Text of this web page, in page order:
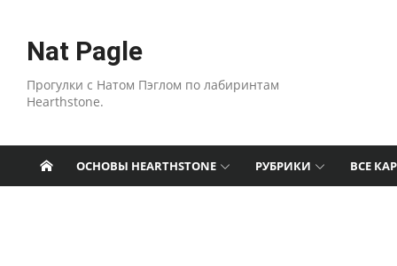
Nat Pagle
Прогулки с Натом Пэглом по лабиринтам
Hearthstone.
ОСНОВЫ HEARTHSTONE РУБРИКИ ВСЕ